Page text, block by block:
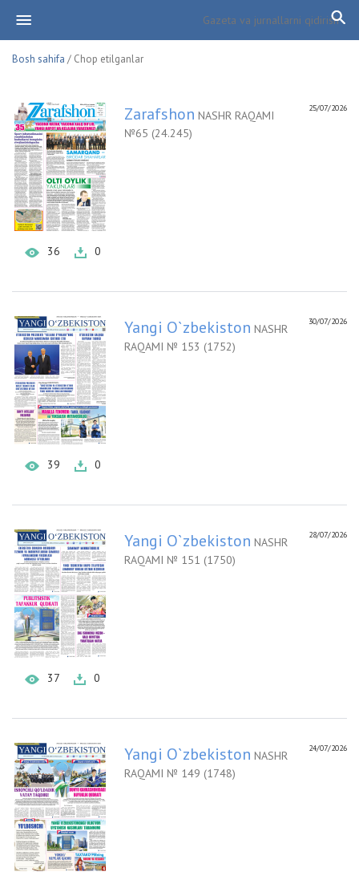
Bosh sahifa / Chop etilganlar
36 0
25/07/2026
Zarafshon NASHR RAQAMI
№65 (24.245)
39 0
30/07/2026
Yangi O`zbekiston NASHR
RAQAMI № 153 (1752)
37 0
28/07/2026
Yangi O`zbekiston NASHR
RAQAMI № 151 (1750)
24/07/2026
Yangi O`zbekiston NASHR
RAQAMI № 149 (1748)